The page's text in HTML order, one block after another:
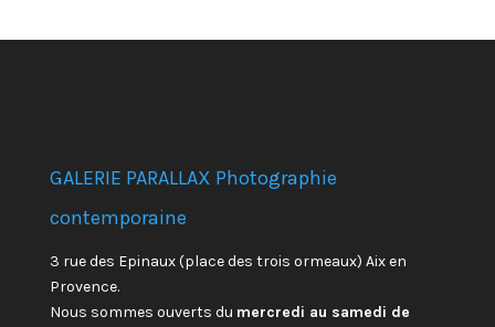
GALERIE PARALLAX Photographie
contemporaine
3 rue des Epinaux (place des trois ormeaux) Aix en
Provence.
Nous sommes ouverts du mercredi au samedi de